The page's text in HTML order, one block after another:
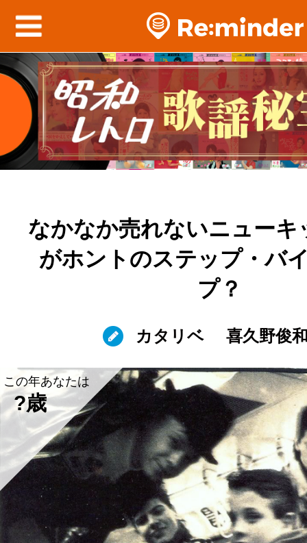
なかなか売れないニューキ
がホントのステップ・バ
プ？
カタリベ 喜久野俊
この年あなたは
?歳